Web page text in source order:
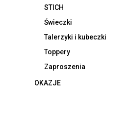
STICH
Świeczki
Talerzyki i kubeczki
Toppery
Zaproszenia
OKAZJE